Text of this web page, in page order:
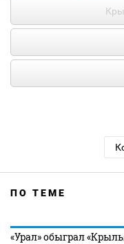
ПО ТЕМЕ
«Урал» обыграл